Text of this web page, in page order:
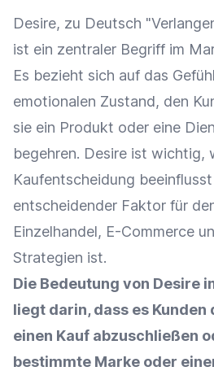
Desire, zu Deutsch
ist ein zentraler Begriff im
Es bezieht sich auf das
emotionalen Zustand, den
sie ein Produkt oder eine
begehren. Desire ist wichtig,
Kaufentscheidung
entscheidender Faktor für
Einzelhandel, E-Commerce
Strategien ist.
Die Bedeutung von Desire
liegt darin, dass es
einen Kauf abzuschließen
bestimmte Marke oder